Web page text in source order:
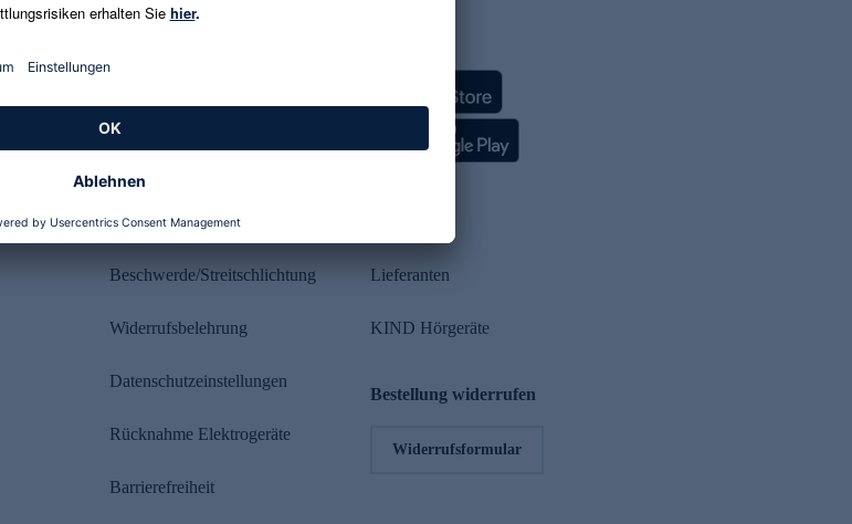
Rechtliches
Beschwerde/Streitschlichtung
Widerrufsbelehrung
Datenschutzeinstellungen
Rücknahme Elektrogeräte
Barrierefreiheit
Lieferanten
KIND Hörgeräte
Bestellung widerrufen
Widerrufsformular